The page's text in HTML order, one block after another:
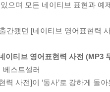
으며 모든 네이티브 표현과
간됐던 [네이티브 영어표현력
이티브 영어표현력 사전 (MP3
베스트셀러
력 사전]이 ‘동사’로 강하게 돌